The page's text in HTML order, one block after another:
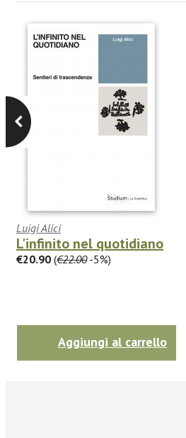
Luigi Alici
L'infinito nel quotidiano
€20.90 (€22.00-5%)
Aggiungi al carrello